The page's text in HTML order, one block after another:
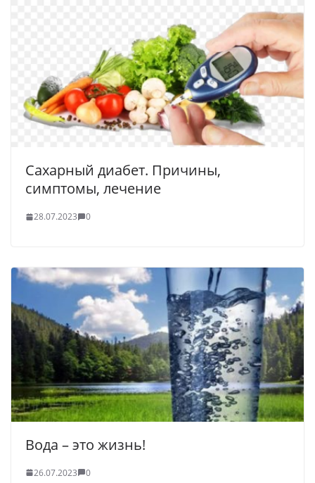
Сахарный диабет. Причины,
симптомы, лечение
28.07.2023 0
Вода – это жизнь!
26.07.2023 0